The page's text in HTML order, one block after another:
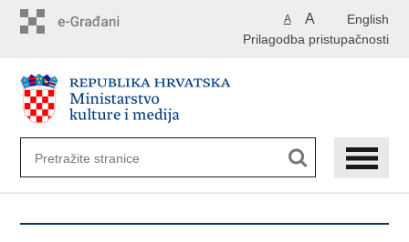
English
A A
Prilagodba pristupačnosti